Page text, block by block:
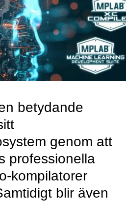
betydande
genom att
professionella
kompilatorer
blir även